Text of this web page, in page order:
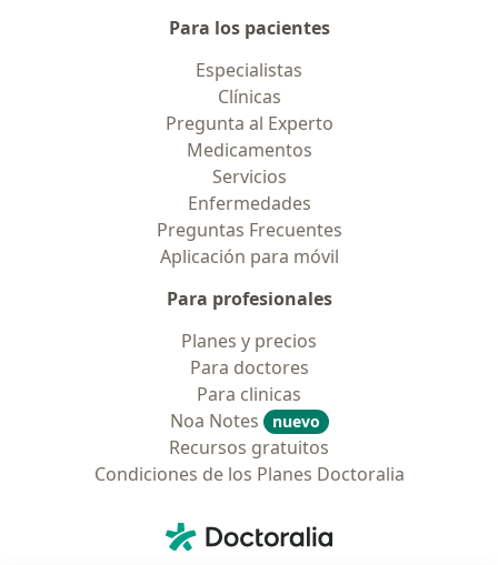
Para los pacientes
Especialistas
Clínicas
Pregunta al Experto
Medicamentos
Servicios
Enfermedades
Preguntas Frecuentes
Aplicación para móvil
Para profesionales
Planes y precios
Para doctores
Para clinicas
Noa Notes
nuevo
Recursos gratuitos
Condiciones de los Planes Doctoralia
Doctoralia - Página de inicio